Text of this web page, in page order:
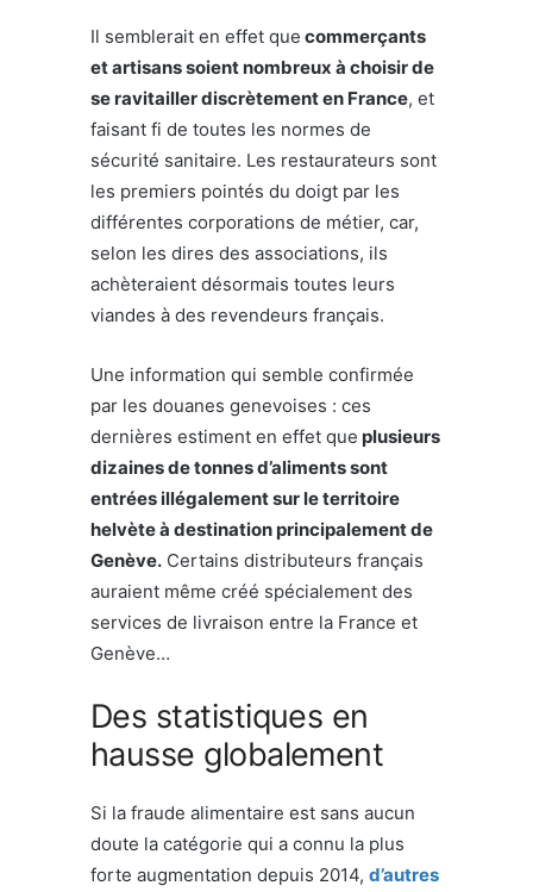
Il semblerait en effet que commerçants
et artisans soient nombreux à choisir de
se ravitailler discrètement en France, et
faisant fi de toutes les normes de
sécurité sanitaire. Les restaurateurs sont
les premiers pointés du doigt par les
différentes corporations de métier, car,
selon les dires des associations, ils
achèteraient désormais toutes leurs
viandes à des revendeurs français.
Une information qui semble confirmée
par les douanes genevoises : ces
dernières estiment en effet que plusieurs
dizaines de tonnes d’aliments sont
entrées illégalement sur le territoire
helvète à destination principalement de
Genève. Certains distributeurs français
auraient même créé spécialement des
services de livraison entre la France et
Genève…
Des statistiques en
hausse globalement
Si la fraude alimentaire est sans aucun
doute la catégorie qui a connu la plus
forte augmentation depuis 2014, d’autres